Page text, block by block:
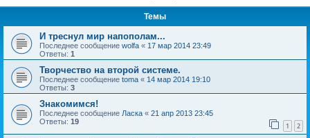
Темы
И треснул мир напополам...
Последнее сообщение wolfa « 17 мар 2014 23:49
Ответы: 1
Творчество на второй системе.
Последнее сообщение toma « 14 мар 2014 19:10
Ответы: 3
Знакомимся!
Последнее сообщение Ласка « 21 апр 2013 23:45
Ответы: 19 1 2